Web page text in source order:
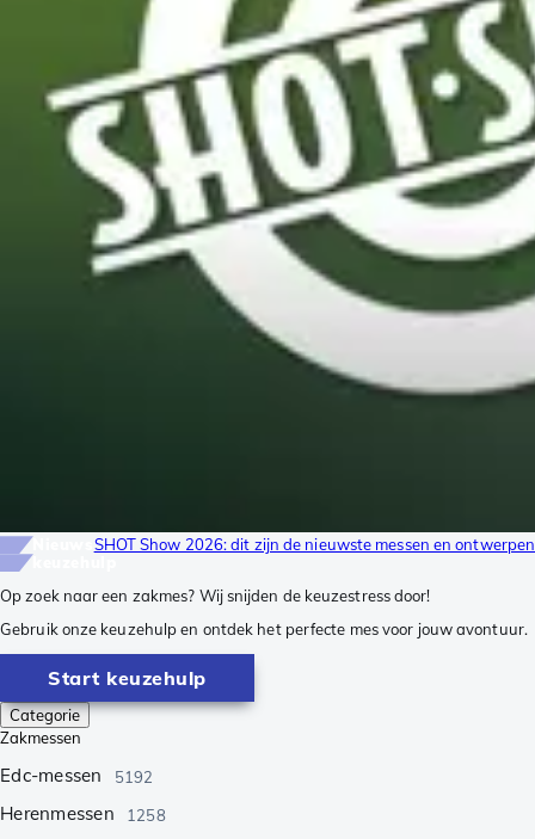
SHOT Show 2026: dit zijn de nieuwste messen en ontwerpen
Op zoek naar een zakmes? Wij snijden de keuzestress door!
Gebruik onze keuzehulp en ontdek het perfecte mes voor jouw avontuur.
Start keuzehulp
Categorie
Zakmessen
Edc-messen 5192
Herenmessen 1258